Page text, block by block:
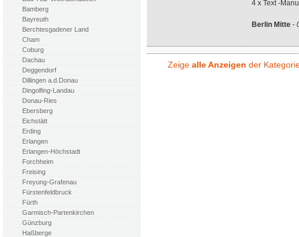
Bamberg
Bayreuth
Berchtesgadener Land
Cham
Coburg
Dachau
Deggendorf
Dillingen a.d.Donau
Dingolfing-Landau
Donau-Ries
Ebersberg
Eichstätt
Erding
Erlangen
Erlangen-Höchstadt
Forchheim
Freising
Freyung-Grafenau
Fürstenfeldbruck
Fürth
Garmisch-Partenkirchen
Günzburg
Haßberge
4 x Text -
Berlin Mitte -
Zeige alle Anzeigen der